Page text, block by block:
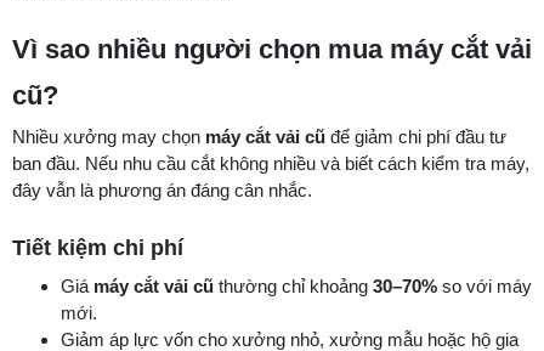
Vì sao nhiều người chọn mua máy cắt vải
cũ?
Nhiều xưởng may chọn máy cắt vải cũ để giảm chi phí đầu tư
ban đầu. Nếu nhu cầu cắt không nhiều và biết cách kiểm tra máy,
đây vẫn là phương án đáng cân nhắc.
Tiết kiệm chi phí
Giá máy cắt vải cũ thường chỉ khoảng 30–70% so với máy
mới.
Giảm áp lực vốn cho xưởng nhỏ, xưởng mẫu hoặc hộ gia